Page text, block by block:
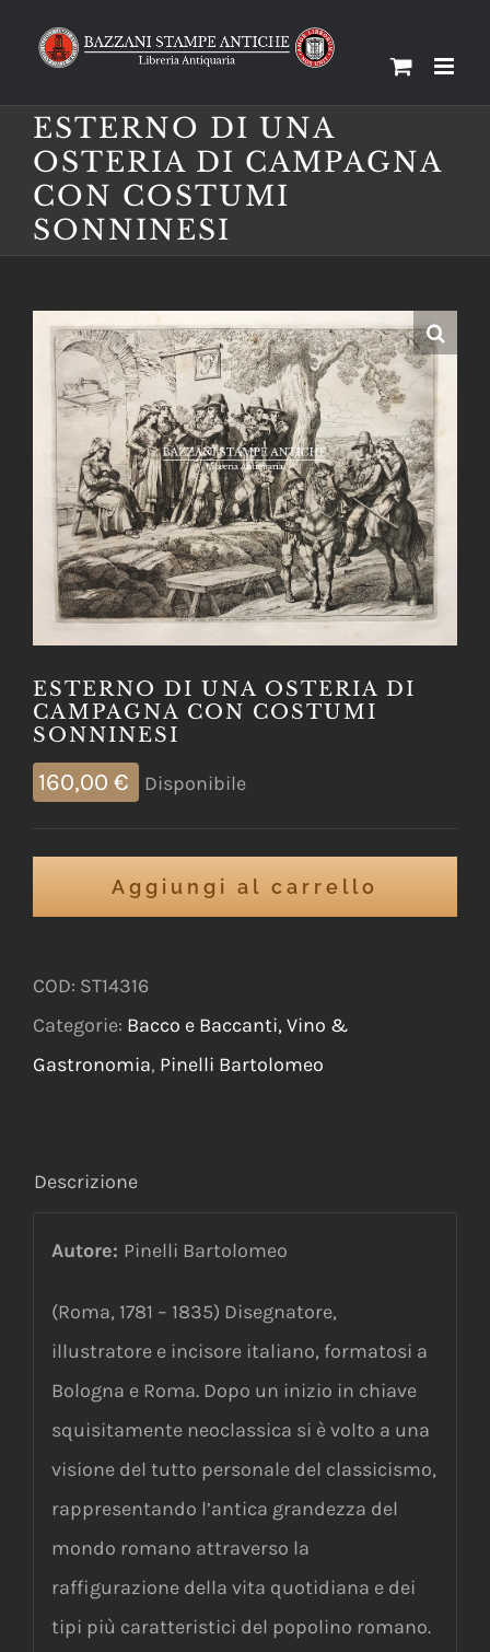
ESTERNO DI UNA
OSTERIA DI CAMPAGNA
CON COSTUMI
SONNINESI
ESTERNO DI UNA OSTERIA DI
CAMPAGNA CON COSTUMI
SONNINESI
160,00 € Disponibile
Aggiungi al carrello
COD: ST14316
Categorie: Bacco e Baccanti, Vino &
Gastronomia, Pinelli Bartolomeo
Descrizione
Autore: Pinelli Bartolomeo
(Roma, 1781 – 1835) Disegnatore,
illustratore e incisore italiano, formatosi a
Bologna e Roma. Dopo un inizio in chiave
squisitamente neoclassica si è volto a una
visione del tutto personale del classicismo,
rappresentando l’antica grandezza del
mondo romano attraverso la
raffigurazione della vita quotidiana e dei
tipi più caratteristici del popolino romano.